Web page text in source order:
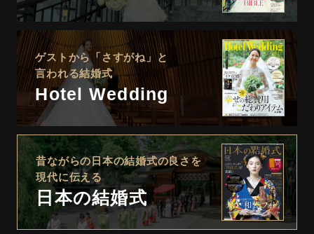
ゲストから「さすがね」と
言われる結婚式
Hotel Wedding
昔ながらの日本の結婚式の良さを
現代に伝える
日本の結婚式